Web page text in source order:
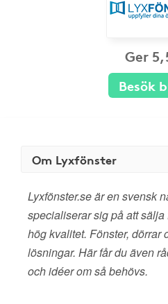
Ger
Besök
Om Lyxfönster
Lyxfönster.se är en svensk
specialiserar sig på att
hög kvalitet. Fönster,
lösningar. Här får du även
och idéer om så behövs.